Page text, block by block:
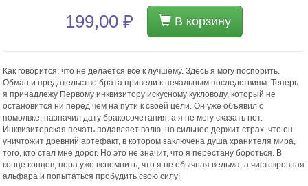
199,00 ₽ В корзину
Как говорится: что не делается все к лучшему. Здесь я могу поспорить.
Обман и предательство брата привели к печальным последствиям. Теперь
я принадлежу Первому инквизитору искусному кукловоду, который не
остановится ни перед чем на пути к своей цели. Он уже объявил о
помолвке, назначил дату бракосочетания, а я не могу сказать нет.
Инквизиторская печать подавляет волю, но сильнее держит страх, что он
уничтожит древний артефакт, в котором заключена душа хранителя мира,
того, кто стал мне дорог. Но это не значит, что я перестану бороться. В
конце концов, пора уже вспомнить, что я не обычная ведьма, а чистокровная
альфара и попытаться пробудить свою силу!